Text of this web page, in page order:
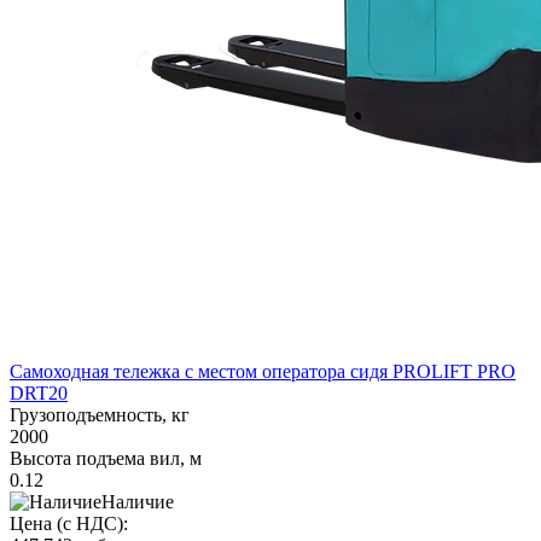
Самоходная тележка с местом оператора сидя PROLIFT PRO
DRT20
Грузоподъемность, кг
2000
Высота подъема вил, м
0.12
Наличие
Цена (с НДС):